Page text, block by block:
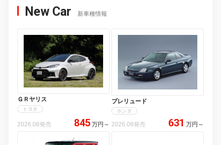
New Car 新車種情報
ＧＲヤリス
トヨタ
2026.08発売 845 万円 ～
プレリュード
ホンダ
2026.08発売 631 万円 ～